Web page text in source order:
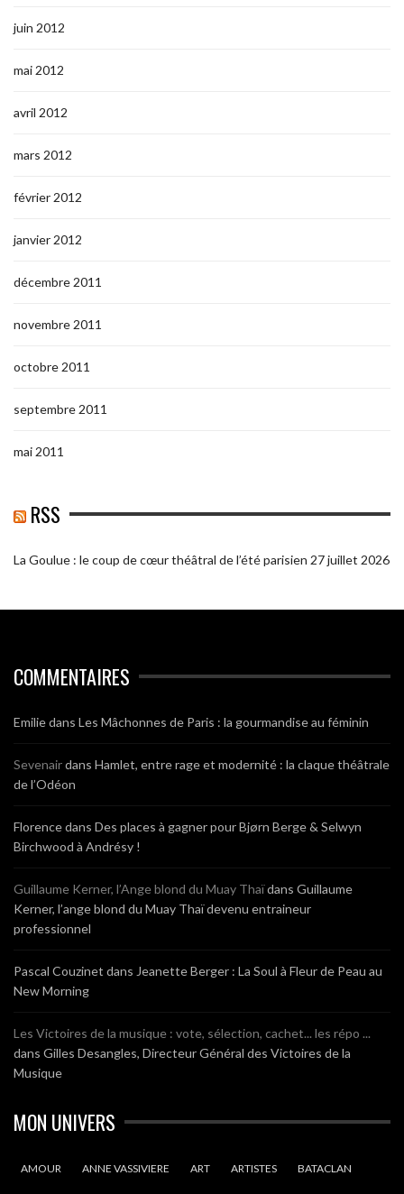
juin 2012
mai 2012
avril 2012
mars 2012
février 2012
janvier 2012
décembre 2011
novembre 2011
octobre 2011
septembre 2011
mai 2011
RSS
La Goulue : le coup de cœur théâtral de l’été parisien 27 juillet 2026
COMMENTAIRES
Emiliedans Les Mâchonnes de Paris : la gourmandise au féminin
Sevenairdans Hamlet, entre rage et modernité : la claque théâtrale
de l’Odéon
Florencedans Des places à gagner pour Bjørn Berge & Selwyn
Birchwood à Andrésy !
Guillaume Kerner, l’Ange blond du Muay Thaïdans Guillaume
Kerner, l’ange blond du Muay Thaï devenu entraineur
professionnel
Pascal Couzinet dans Jeanette Berger : La Soul à Fleur de Peau au
New Morning
Les Victoires de la musique : vote, sélection, cachet... les répo ...
dans Gilles Desangles, Directeur Général des Victoires de la
Musique
MON UNIVERS
AMOUR ANNE VASSIVIERE ART ARTISTES BATACLAN